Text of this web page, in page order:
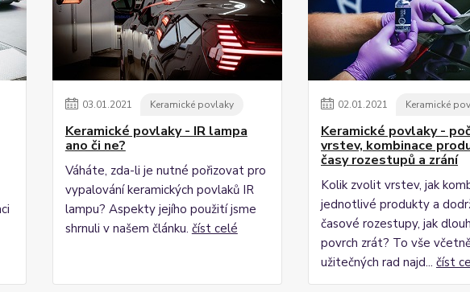
03.01.2021 Keramické povlaky
Keramické povlaky - IR lampa
ano či ne?
Váháte, zda-li je nutné pořizovat pro
vypalování keramických povlaků IR
lampu? Aspekty jejího použití jsme
shrnuli v našem článku. číst celé
02.01.2021 Keramické
Keramické povlaky -
vrstev, kombinace
časy rozestupů a zrání
Kolik zvolit vrstev, jak
jednotlivé produkty a
časové rozestupy, jak
povrch zrát? To vše
užitečných rad najd... číst